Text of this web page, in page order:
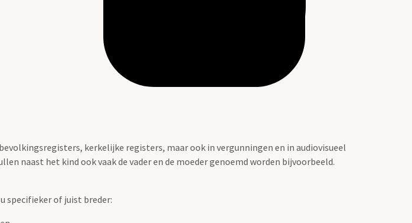
kerkelijke registers, maar ook in vergunningen en in audiovisueel
naast het kind ook vaak de vader en de moeder genoemd worden bijvoorbeeld.
specifieker of juist breder: